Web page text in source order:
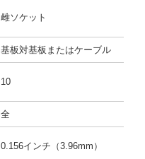
雌ソケット
基板対基板またはケーブル
10
全
0.156インチ（3.96mm）